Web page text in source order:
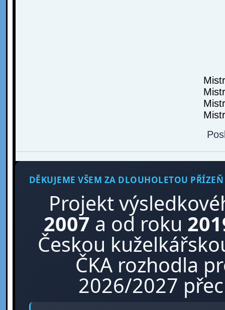
DĚKUJEME VŠEM ZA DLOUHOLETOU PŘÍZEŇ
Projekt
2007 a od roku
Českou
ČKA rozhodla
2026/2027